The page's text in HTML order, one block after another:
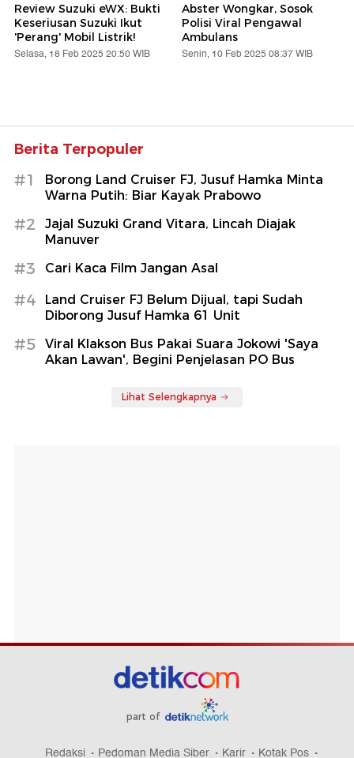
Review Suzuki eWX: Bukti
Keseriusan Suzuki Ikut
'Perang' Mobil Listrik!
Selasa, 18 Feb 2025 20:50 WIB
Abster Wongkar, Sosok
Polisi Viral Pengawal
Ambulans
Senin, 10 Feb 2025 08:37 WIB
Berita Terpopuler
#1
Borong Land Cruiser FJ, Jusuf Hamka Minta
Warna Putih: Biar Kayak Prabowo
#2
Jajal Suzuki Grand Vitara, Lincah Diajak
Manuver
#3 Cari Kaca Film Jangan Asal
#4
Land Cruiser FJ Belum Dijual, tapi Sudah
Diborong Jusuf Hamka 61 Unit
#5
Viral Klakson Bus Pakai Suara Jokowi 'Saya
Akan Lawan', Begini Penjelasan PO Bus
Lihat Selengkapnya
part of
Redaksi Pedoman Media Siber Karir Kotak Pos